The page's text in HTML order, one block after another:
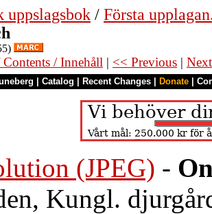
uppslagsbok / Första
/ Innehåll | << Previous |
Catalog Recent Changes Donate
(JPEG) -
Kungl.